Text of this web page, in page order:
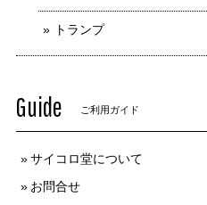
トランプ
Guide ご利用ガイド
サイコロ堂について
お問合せ